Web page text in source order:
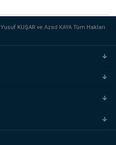
Yusuf KUŞAR veAzad KAYATüm Hakları